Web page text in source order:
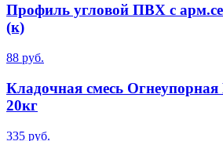
Профиль угловой ПВХ с
(к)
88 руб.
Кладочная смесь Огнеупорная
20кг
335 руб.